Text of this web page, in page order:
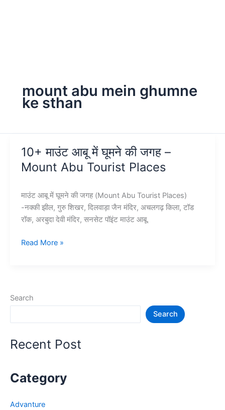
mount abu mein ghumne
ke sthan
10+ माउंट आबू में घूमने की जगह –
Mount Abu Tourist Places
माउंट आबू में घूमने की जगह (Mount Abu Tourist Places)
-नक्की झील, गुरु शिखर, दिलवाड़ा जैन मंदिर, अचलगढ़ किला, टॉड
रॉक, अरबुदा देवी मंदिर, सनसेट पॉइंट माउंट आबू.
10+
की
Abu
Places
Read More »
Search
Search
Recent Post
Category
Advanture